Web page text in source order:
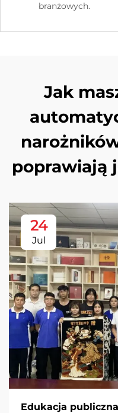
branżowych.
Jak
poprawiają
24
Jul
Edukacja